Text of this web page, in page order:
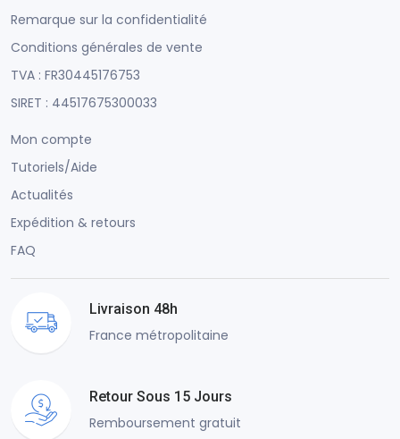
Remarque sur la confidentialité
Conditions générales de vente
TVA : FR30445176753
SIRET : 44517675300033
Mon compte
Tutoriels/Aide
Actualités
Expédition & retours
FAQ
Livraison 48h
France métropolitaine
Retour Sous 15 Jours
Remboursement gratuit